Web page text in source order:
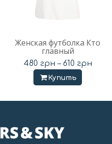
Женская футболка Кто
главный
480 грн – 610 грн
Купить